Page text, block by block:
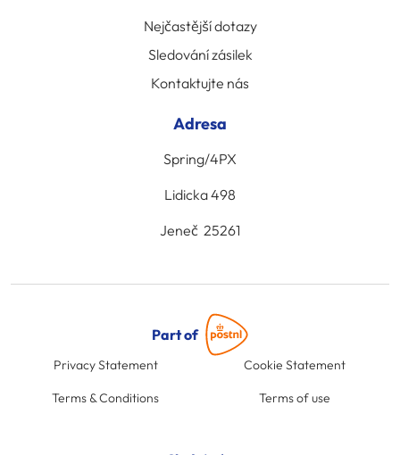
Nejčastější dotazy
Sledování zásilek
Kontaktujte nás
Adresa
Spring/4PX
Lidicka 498
Jeneč 25261
Part of
Privacy Statement Cookie Statement
Terms & Conditions Terms of use